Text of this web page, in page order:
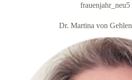
frauenjahr_neu5
Dr. Martina von Gehlen